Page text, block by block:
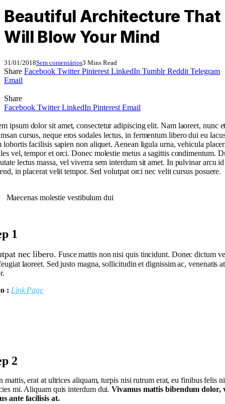
Beautiful Architecture That
Will Blow Your Mind
31/01/2018Sem comentários3 Mins Read
Share Facebook Twitter Pinterest LinkedIn Tumblr Reddit Telegram
Email
Share
Facebook Twitter LinkedIn Pinterest Email
ipsum dolor sit amet, consectetur adipiscing elit. Nam laoreet, nunc
cursus, neque eros sodales lectus, in fermentum libero dui eu
lobortis facilisis sapien non aliquet. Aenean ligula urna, vehicula
vel, tempor et orci. Donec molestie metus a sagittis condimentum.
lectus massa, vel viverra sem interdum sit amet. In pulvinar arcu
in placerat velit tempor. Sed volutpat orci nec velit cursus posuere.
Maecenas molestie vestibulum dui
1
nec libero. Fusce mattis non nisi quis tincidunt. Donec dictum
laoreet. Sed justo magna, sollicitudin et dignissim ac, venenatis at
: Link Page
2
mattis, erat at ultrices aliquam, turpis nisi rutrum erat, eu finibus felis
mi. Aliquam quis interdum dui.Vivamus mattis bibendum dolor,
ante facilisis at.